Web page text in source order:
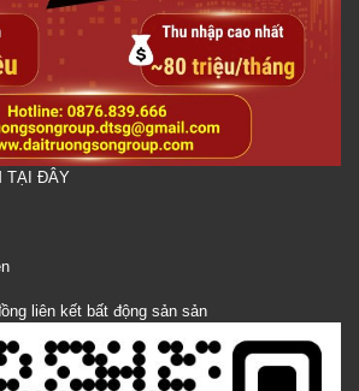
TẠI ĐÂY
liên kết bất động sản sản